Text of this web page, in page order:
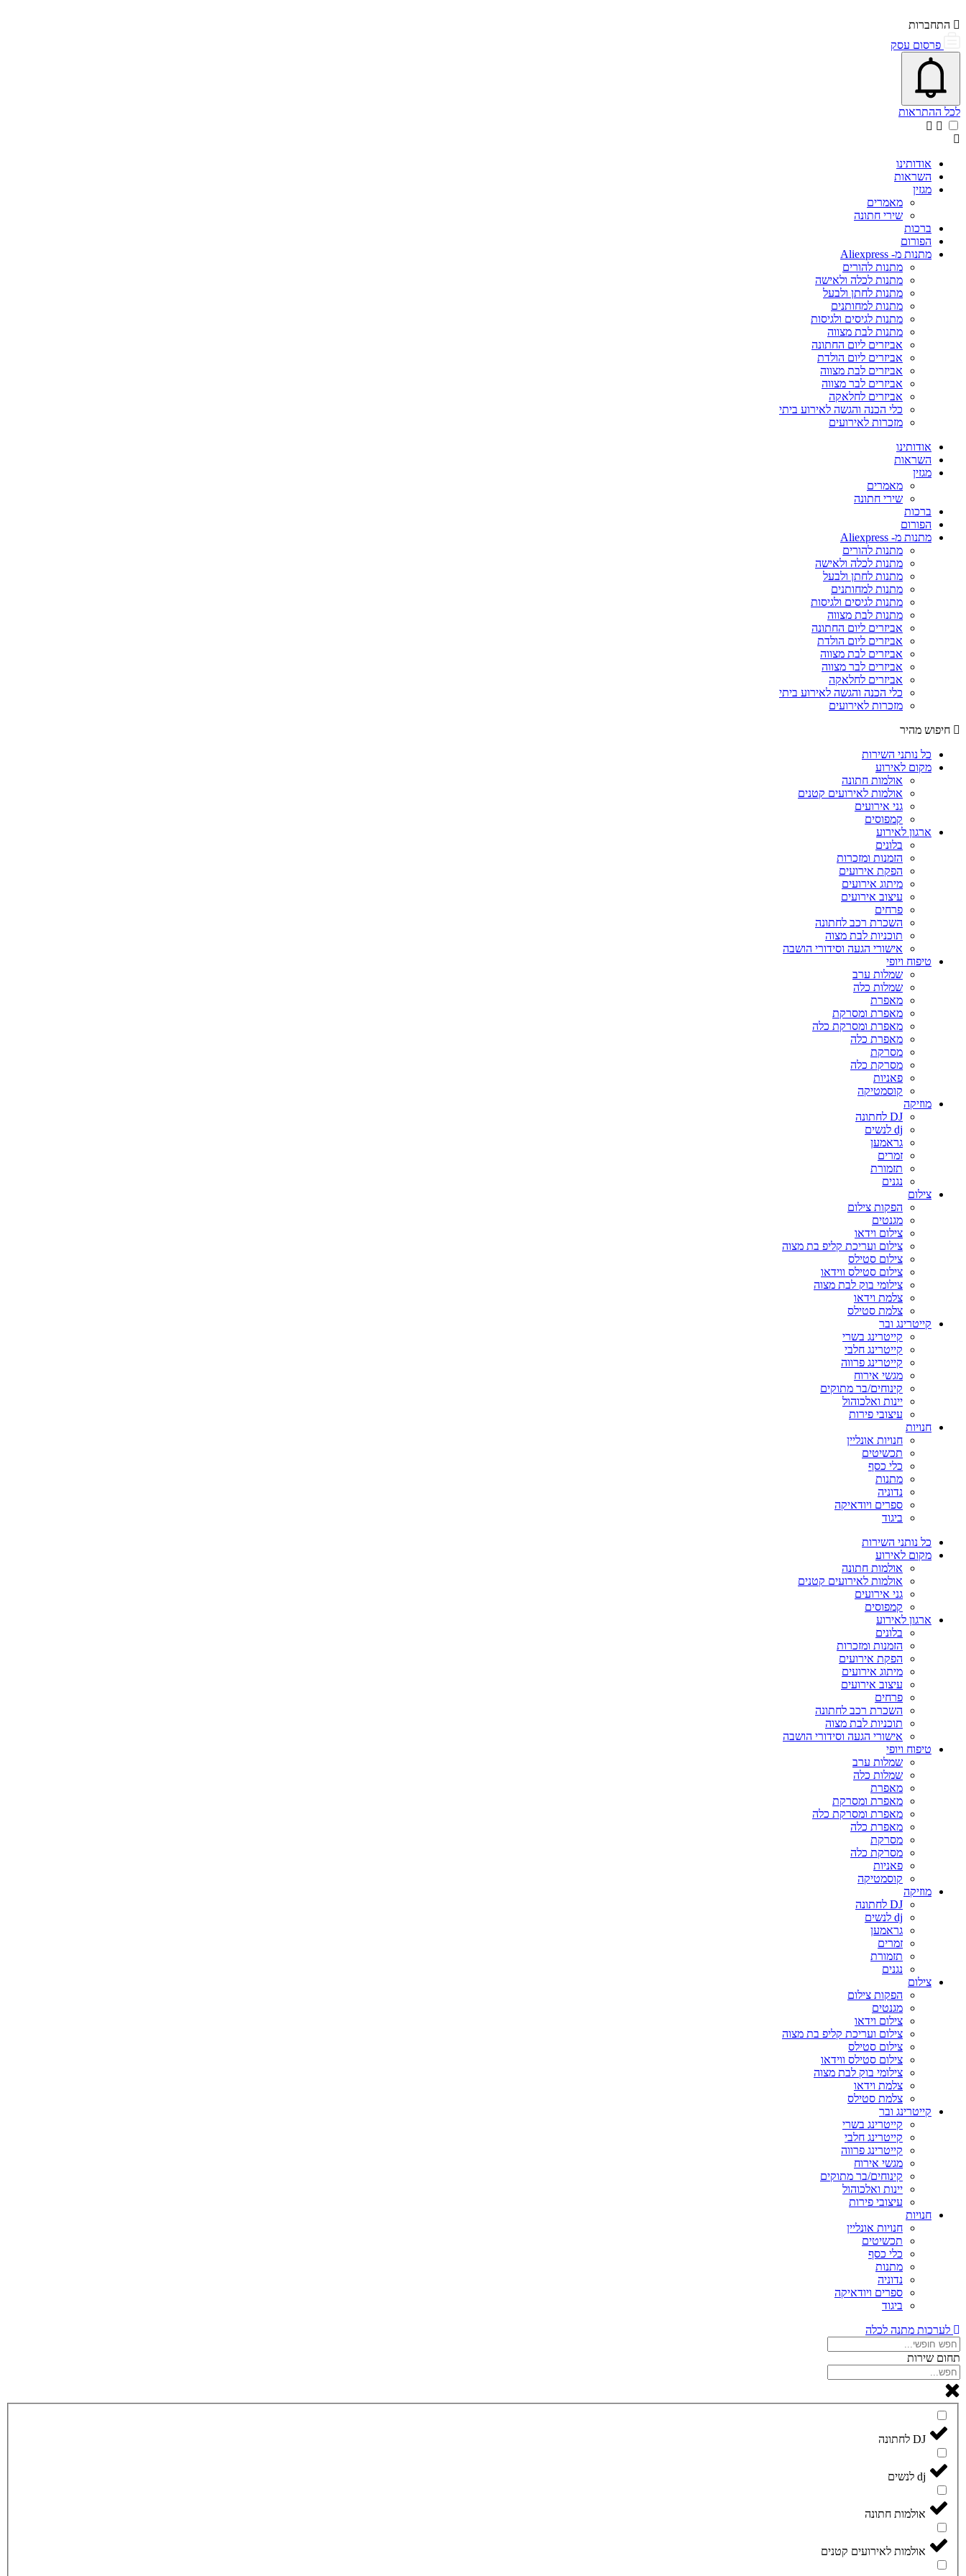
התחברות
פרסום עסק
פתיחת\סגירת מרכז התראות
אייקון פעמון
לכל ההתראות
אודותינו
השראות
מגזין
מאמרים
שירי חתונה
ברכות
הפורום
מתנות מ- Aliexpress
מתנות להורים
מתנות לכלה ולאישה
מתנות לחתן ולבעל
מתנות למחותנים
מתנות לגיסים ולגיסות
מתנות לבת מצווה
אביזרים ליום החתונה
אביזרים ליום הולדת
אביזרים לבת מצווה
אביזרים לבר מצווה
אביזרים לחלאקה
כלי הכנה והגשה לאירוע ביתי
מזכרות לאירועים
אודותינו
השראות
מגזין
מאמרים
שירי חתונה
ברכות
הפורום
מתנות מ- Aliexpress
מתנות להורים
מתנות לכלה ולאישה
מתנות לחתן ולבעל
מתנות למחותנים
מתנות לגיסים ולגיסות
מתנות לבת מצווה
אביזרים ליום החתונה
אביזרים ליום הולדת
אביזרים לבת מצווה
אביזרים לבר מצווה
אביזרים לחלאקה
כלי הכנה והגשה לאירוע ביתי
מזכרות לאירועים
חיפוש מהיר
כל נותני השירות
מקום לאירוע
אולמות חתונה
אולמות לאירועים קטנים
גני אירועים
קמפוסים
ארגון לאירוע
בלונים
הזמנות ומזכרות
הפקת אירועים
מיתוג אירועים
עיצוב אירועים
פרחים
השכרת רכב לחתונה
תוכניות לבת מצוה
אישורי הגעה וסידורי הושבה
טיפוח ויופי
שמלות ערב
שמלות כלה
מאפרת
מאפרת ומסרקת
מאפרת ומסרקת כלה
מאפרת כלה
מסרקת
מסרקת כלה
פאניות
קוסמטיקה
מוזיקה
DJ לחתונה
dj לנשים
גראמען
זמרים
תזמורת
נגנים
צילום
הפקות צילום
מגנטים
צילום וידאו
צילום ועריכת קליפ בת מצוה
צילום סטילס
צילום סטילס ווידאו
צילומי בוק לבת מצוה
צלמת וידאו
צלמת סטילס
קייטרינג ובר
קייטרינג בשרי
קייטרינג חלבי
קייטרינג פרווה
מגשי אירוח
קינוחים/בר מתוקים
יינות ואלכוהול
עיצובי פירות
חנויות
חנויות אונליין
תכשיטים
כלי כסף
מתנות
נדוניה
ספרים ויודאיקה
ביגוד
כל נותני השירות
מקום לאירוע
אולמות חתונה
אולמות לאירועים קטנים
גני אירועים
קמפוסים
ארגון לאירוע
בלונים
הזמנות ומזכרות
הפקת אירועים
מיתוג אירועים
עיצוב אירועים
פרחים
השכרת רכב לחתונה
תוכניות לבת מצוה
אישורי הגעה וסידורי הושבה
טיפוח ויופי
שמלות ערב
שמלות כלה
מאפרת
מאפרת ומסרקת
מאפרת ומסרקת כלה
מאפרת כלה
מסרקת
מסרקת כלה
פאניות
קוסמטיקה
מוזיקה
DJ לחתונה
dj לנשים
גראמען
זמרים
תזמורת
נגנים
צילום
הפקות צילום
מגנטים
צילום וידאו
צילום ועריכת קליפ בת מצוה
צילום סטילס
צילום סטילס ווידאו
צילומי בוק לבת מצוה
צלמת וידאו
צלמת סטילס
קייטרינג ובר
קייטרינג בשרי
קייטרינג חלבי
קייטרינג פרווה
מגשי אירוח
קינוחים/בר מתוקים
יינות ואלכוהול
עיצובי פירות
חנויות
חנויות אונליין
תכשיטים
כלי כסף
מתנות
נדוניה
ספרים ויודאיקה
ביגוד
לערכות מתנה לכלה
תחום שירות
DJ לחתונה
dj לנשים
אולמות חתונה
אולמות לאירועים קטנים